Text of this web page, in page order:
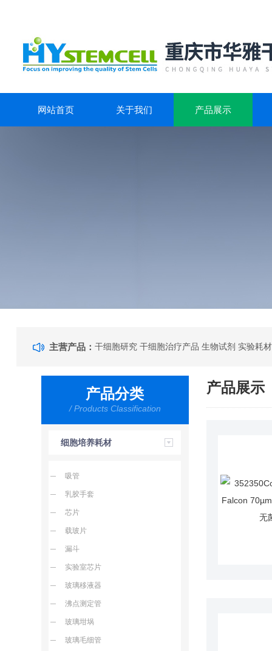
网站首页 关于我们 产品展示
主营产品：干细胞研究 干细胞治疗产品 生物试剂 实验耗
产品分类
/ Products Classification
细胞培养耗材
吸管
乳胶手套
芯片
载玻片
漏斗
实验室芯片
玻璃移液器
沸点测定管
玻璃坩埚
玻璃毛细管
产品展示